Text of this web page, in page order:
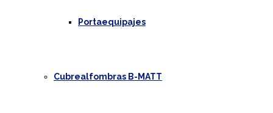
Portaequipajes
Cubrealfombras B-MATT